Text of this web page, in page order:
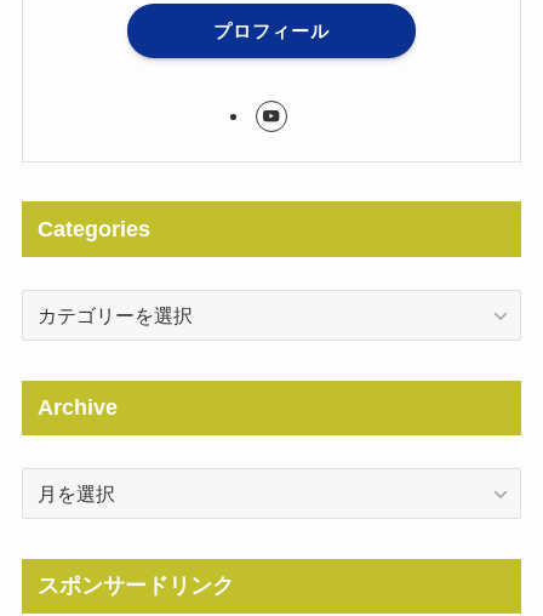
プロフィール
Categories
Categories
Archive
Archive
スポンサードリンク